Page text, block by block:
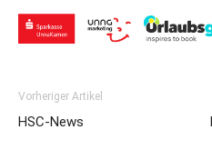
Vorheriger Artikel
HSC-News